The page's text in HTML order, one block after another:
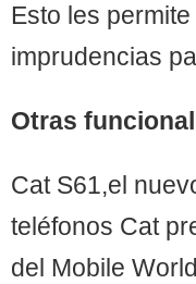
Esto les
imprudencias
Otras
Cat S61,el
teléfonos Cat
del Mobile